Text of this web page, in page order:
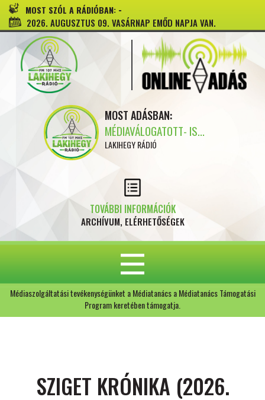
MOST SZÓL A RÁDIÓBAN: -
2026. AUGUSZTUS 09. VASÁRNAP EMŐD NAPJA VAN.
MOST ADÁSBAN:
MÉDIAVÁLOGATOTT- IS...
LAKIHEGY RÁDIÓ
TOVÁBBI INFORMÁCIÓK
ARCHÍVUM, ELÉRHETŐSÉGEK
Médiaszolgáltatási tevékenységünket a Médiatanács a Médiatanács Támogatási
Program keretében támogatja.
SZIGET KRÓNIKA (2026.